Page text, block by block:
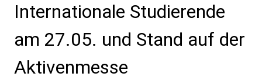
Internationale Studierende
am 27.05. und Stand auf der
Aktivenmesse